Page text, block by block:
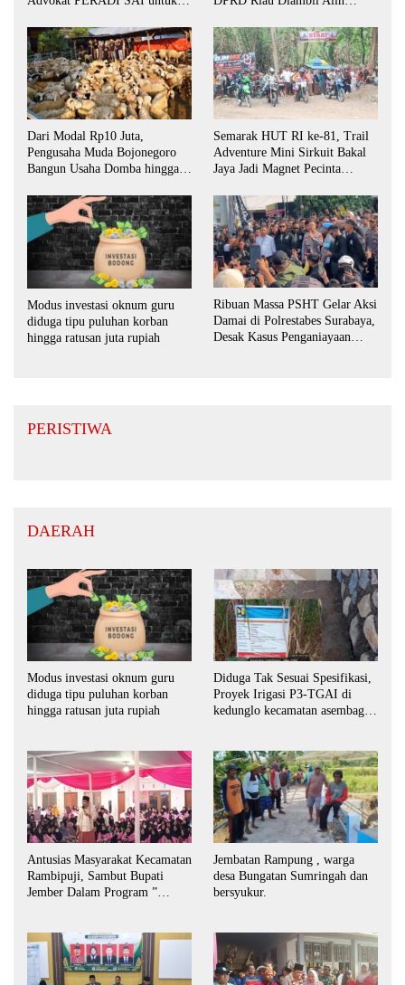
Dari Modal Rp10 Juta,
Pengusaha Muda Bojonegoro
Bangun Usaha Domba hingga
Semarak HUT RI ke-81, Trail
Adventure Mini Sirkuit Bakal
Jaya Jadi Magnet Pecinta
Modus investasi oknum guru
diduga tipu puluhan korban
hingga ratusan juta rupiah
Ribuan Massa PSHT Gelar Aksi
Damai di Polrestabes Surabaya,
Desak Kasus Penganiayaan
PERISTIWA
DAERAH
Modus investasi oknum guru
diduga tipu puluhan korban
hingga ratusan juta rupiah
Diduga Tak Sesuai Spesifikasi,
Proyek Irigasi P3-TGAI di
kedunglo kecamatan asembagus
Antusias Masyarakat Kecamatan
Rambipuji, Sambut Bupati
Jember Dalam Program ”
Jembatan Rampung , warga
desa Bungatan Sumringah dan
bersyukur.